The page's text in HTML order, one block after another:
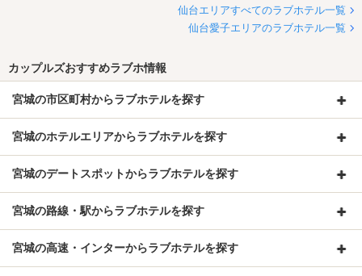
仙台エリアすべてのラブホテル一覧
仙台愛子エリアのラブホテル一覧
カップルズおすすめラブホ情報
宮城の市区町村からラブホテルを探す
宮城のホテルエリアからラブホテルを探す
宮城のデートスポットからラブホテルを探す
宮城の路線・駅からラブホテルを探す
宮城の高速・インターからラブホテルを探す